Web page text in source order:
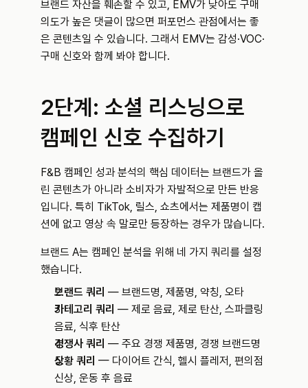
브랜드 자산을 훼손할 수 있고, EMV가 낮아도 구매
의도가 높은 댓글이 많으면 퍼포먼스 관점에서는 좋
은 콘텐츠일 수 있습니다. 그래서 EMV는 감성·VOC·
구매 신호와 함께 봐야 합니다.
2단계: 소셜 리스닝으로
캠페인 신호 수집하기
F&B 캠페인 성과 분석의 핵심 데이터는 브랜드가 올
린 콘텐츠가 아니라 소비자가 자발적으로 만든 반응
입니다. 특히 TikTok, 릴스, 쇼츠에서는 제품명이 캡
션에 없고 영상 속 말로만 등장하는 경우가 많습니다.
브랜드 A는 캠페인 분석을 위해 네 가지 쿼리를 설정
했습니다.
브랜드 쿼리 — 브랜드명, 제품명, 약칭, 오타
카테고리 쿼리 — 제로 음료, 제로 탄산, 스파클링
음료, 식후 탄산
경쟁사 쿼리 — 주요 경쟁 제품명, 경쟁 브랜드명
상황 쿼리 — 다이어트 간식, 헬시 플레저, 편의점
신상, 운동 후 음료